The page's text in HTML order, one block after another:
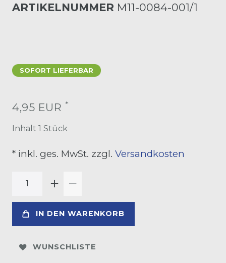
ARTIKELNUMMER M11-0084-001/1
SOFORT LIEFERBAR
4,95 EUR *
Inhalt 1 Stück
* inkl. ges. MwSt. zzgl. Versandkosten
IN DEN WARENKORB
WUNSCHLISTE